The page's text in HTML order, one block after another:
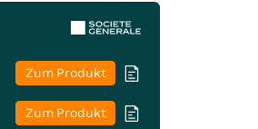
Zum Produkt
Zum Produkt